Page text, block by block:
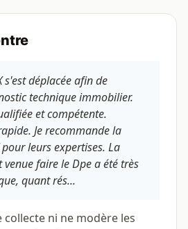
s'est déplacée afin de
technique immobilier.
et compétente.
Je recommande la
pour leurs expertises. La
faire le Dpe a été très
quant rés...
ni ne modère les